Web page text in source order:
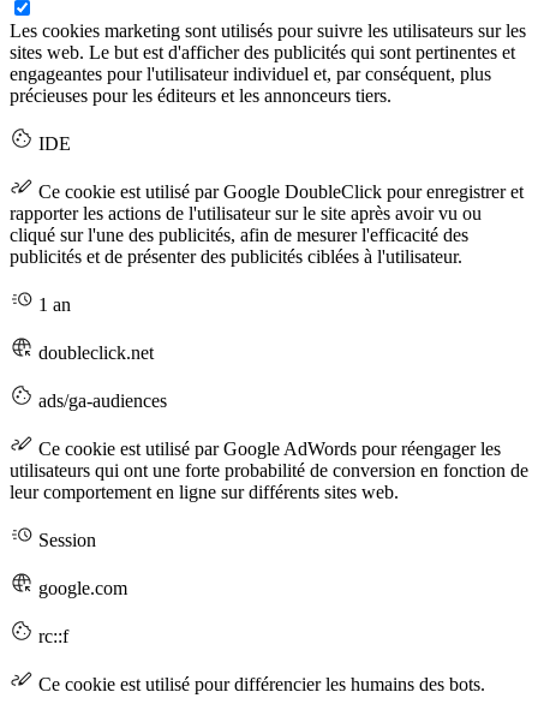
Les cookies marketing sont utilisés pour suivre les utilisateurs sur les
sites web. Le but est d'afficher des publicités qui sont pertinentes et
engageantes pour l'utilisateur individuel et, par conséquent, plus
précieuses pour les éditeurs et les annonceurs tiers.
IDE
Ce cookie est utilisé par Google DoubleClick pour enregistrer et
rapporter les actions de l'utilisateur sur le site après avoir vu ou
cliqué sur l'une des publicités, afin de mesurer l'efficacité des
publicités et de présenter des publicités ciblées à l'utilisateur.
1 an
doubleclick.net
ads/ga-audiences
Ce cookie est utilisé par Google AdWords pour réengager les
utilisateurs qui ont une forte probabilité de conversion en fonction de
leur comportement en ligne sur différents sites web.
Session
google.com
rc::f
Ce cookie est utilisé pour différencier les humains des bots.